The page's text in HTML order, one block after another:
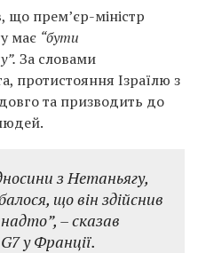
прем’єр-міністр
має “бути
За словами
протистояння Ізраїлю з
та призводить до
з Нетаньягу,
що він здійснив
– сказав
у Франції.